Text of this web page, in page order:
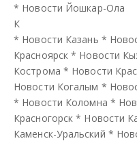
* Новости Йошкар-Ола
К
* Новости Казань *
Красноярск * Новости
Кострома * Новости
Новости Когалым *
* Новости Коломна *
Красногорск * Новости
Каменск-Уральский *